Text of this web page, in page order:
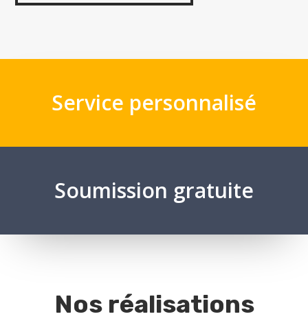
Service personnalisé
Soumission gratuite
Nos réalisations